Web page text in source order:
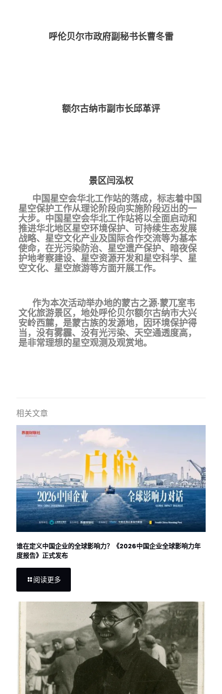
呼伦贝尔市政府副秘书长曹冬雷
额尔古纳市副市长邱革评
景区闫泓权
中国星空会华北工作站的落成，标志着中国
星空保护工作从理论阶段向实施阶段迈出的一
大步。中国星空会华北工作站将以全面启动和
推进华北地区星空环境保护、可持续生态发展
战略、星空文化产业及国际合作交流等为基本
使命，在光污染防治、星空遗产保护、暗夜保
护地考察建设、星空资源开发和星空科学、星
空文化、星空旅游等方面开展工作。
作为本次活动举办地的蒙古之源·蒙兀室韦
文化旅游景区，地处呼伦贝尔额尔古纳市大兴
安岭西麓，是蒙古族的发源地，因环境保护得
当，没有雾霾、没有光污染、天空通透度高，
是非常理想的星空观测及观赏地。
相关文章
谁在定义中国企业的全球影响力？《2026中国企业全球影响力年
度报告》正式发布
阅读更多